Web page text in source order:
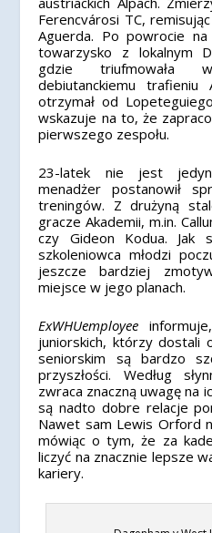
Ferencvárosi TC,
Aguerda. Po powrocie
towarzysko z lokalnym
gdzie triufmowała
debiutanckiemu trafieniu
otrzymał od
wskazuje na to, że
pierwszego zespołu.
23-latek nie jest
menadżer postanowił
treningów. Z drużyną
gracze Akademii, m.in.
czy Gideon Kodua. Jak
szkoleniowca młodzi
jeszcze bardziej
miejsce w jego planach.
ExWHUemployee
juniorskich, którzy dostali
seniorskim są bardzo
przyszłości. Według
zwraca znaczną uwagę na
są nadto dobre relacje
Nawet sam Lewis Orford
mówiąc o tym, że za
liczyć na znacznie lepsze
kariery.